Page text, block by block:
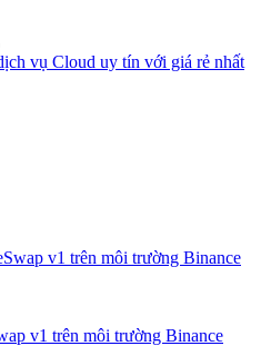
v1 trên môi trường Binance